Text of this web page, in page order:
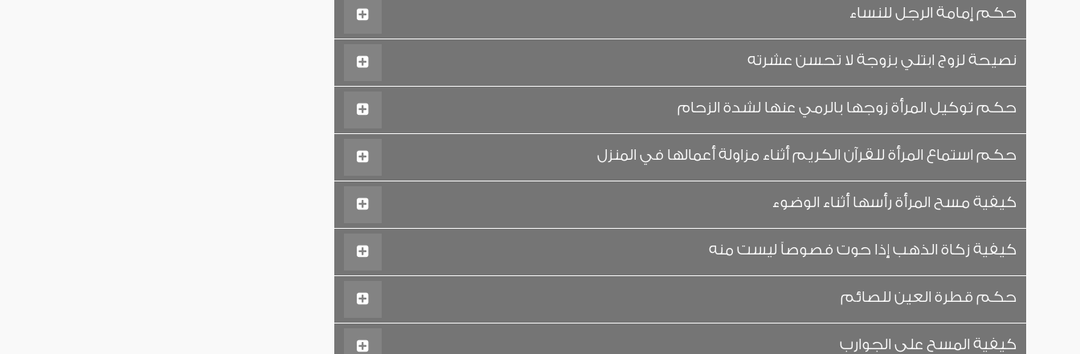
حكم إمامة الرجل للنساء
نصيحة لزوج ابتلي بزوجة لا تحسن عشرته
حكم توكيل المرأة زوجها بالرمي عنها لشدة الزحام
حكم استماع المرأة للقرآن الكريم أثناء مزاولة أعمالها في المنزل
كيفية مسح المرأة رأسها أثناء الوضوء
كيفية زكاة الذهب إذا حوت فصوصاً ليست منه
حكم قطرة العين للصائم
كيفية المسح على الجوارب